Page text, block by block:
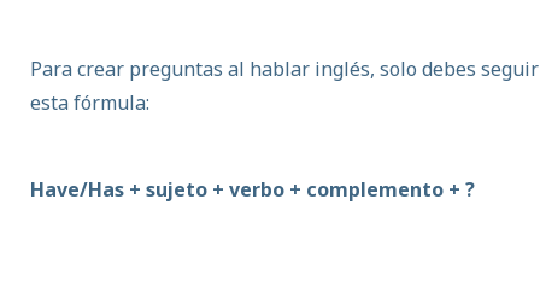
Para crear preguntas al hablar inglés, solo debes seguir
esta fórmula:
Have/Has + sujeto + verbo + complemento + ?